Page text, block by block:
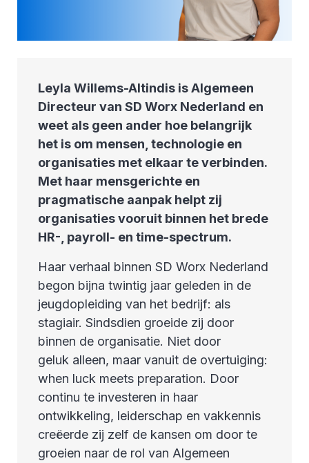
Leyla Willems-Altindis is Algemeen
Directeur van SD Worx Nederland en
weet als geen ander hoe belangrijk
het is om mensen, technologie en
organisaties met elkaar te verbinden.
Met haar mensgerichte en
pragmatische aanpak helpt zij
organisaties vooruit binnen het brede
HR-, payroll- en time-spectrum.
Haar verhaal binnen SD Worx Nederland
begon bijna twintig jaar geleden in de
jeugdopleiding van het bedrijf: als
stagiair. Sindsdien groeide zij door
binnen de organisatie. Niet door
geluk alleen, maar vanuit de overtuiging:
when luck meets preparation. Door
continu te investeren in haar
ontwikkeling, leiderschap en vakkennis
creëerde zij zelf de kansen om door te
groeien naar de rol van Algemeen